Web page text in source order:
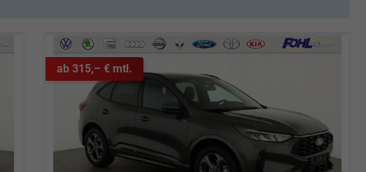
ab 315,– € mtl.